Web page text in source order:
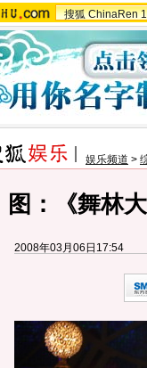
搜狐 ChinaRen
娱乐频道 >
图：《舞林
2008年03月06日17:54